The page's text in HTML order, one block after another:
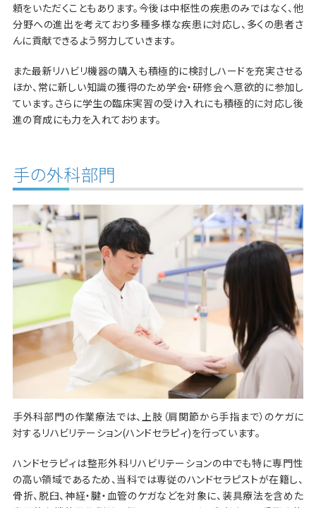
頼をいただくこともあります。今後は中枢性の疾患のみではなく、他
分野への進出を考えており多種多様な疾患に対応し、多くの患者さ
んに貢献できるよう努力していきます。
また最新リハビリ機器の購入も積極的に検討しハードを充実させる
ほか、常に新しい知識の獲得のため学会・研修会へ意欲的に参加し
ています。さらに学生の臨床実習の受け入れにも積極的に対応し後
進の育成にも力を入れております。
手の外科部門
手外科部門の作業療法では、上肢（肩関節から手指まで）のケガに
対するリハビリテーション(ハンドセラピィ)を行っています。
ハンドセラピィは整形外科リハビリテーションの中でも特に専門性
の高い領域であるため、当科では専従のハンドセラピストが在籍し、
骨折、脱臼、神経・腱・血管のケガなどを対象に、装具療法を含めた